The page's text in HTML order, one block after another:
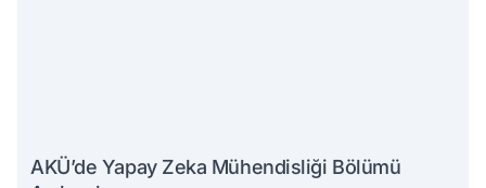
AKÜ’de Yapay Zeka Mühendisliği Bölümü